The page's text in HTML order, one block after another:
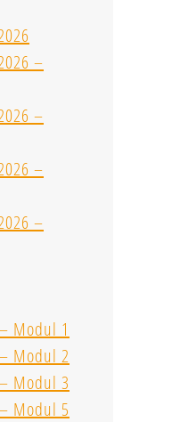
–
–
–
–
Modul 1
Modul 2
Modul 3
Modul 5